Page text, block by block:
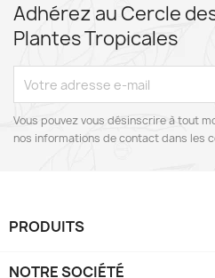
Adhérez au Cercle
Plantes Tropicales
Vous pouvez vous désinscrire à tout
nos informations de contact dans les
PRODUITS
NOTRE SOCIÉTÉ